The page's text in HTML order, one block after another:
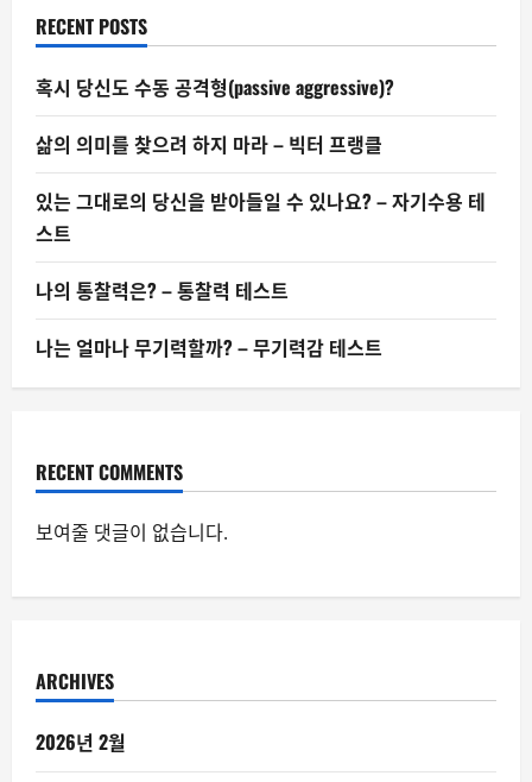
물
어
야
는
가
RECENT POSTS
혹시 당신도 수동 공격형(passive aggressive)?
삶의 의미를 찾으려 하지 마라 – 빅터 프랭클
있는 그대로의 당신을 받아들일 수 있나요? – 자기수용 테
스트
나의 통찰력은? – 통찰력 테스트
나는 얼마나 무기력할까? – 무기력감 테스트
RECENT COMMENTS
보여줄 댓글이 없습니다.
ARCHIVES
2026년 2월